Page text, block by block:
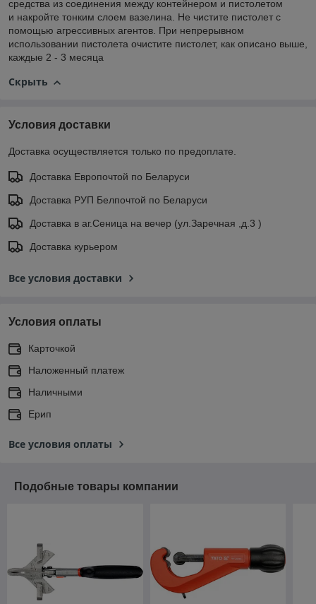
средства из соединения между контейнером и пистолетом
и накройте тонким слоем вазелина. Не чистите пистолет с
помощью агрессивных агентов. При непрерывном
использовании пистолета очистите пистолет, как описано выше,
каждые 2 - 3 месяца
Скрыть
Условия доставки
Доставка осуществляется только по предоплате.
Доставка Европочтой по Беларуси
Доставка РУП Белпочтой по Беларуси
Доставка в аг.Сеница на вечер (ул.Заречная ,д.3 )
Доставка курьером
Все условия доставки
Условия оплаты
Карточкой
Наложенный платеж
Наличными
Ерип
Все условия оплаты
Подобные товары компании